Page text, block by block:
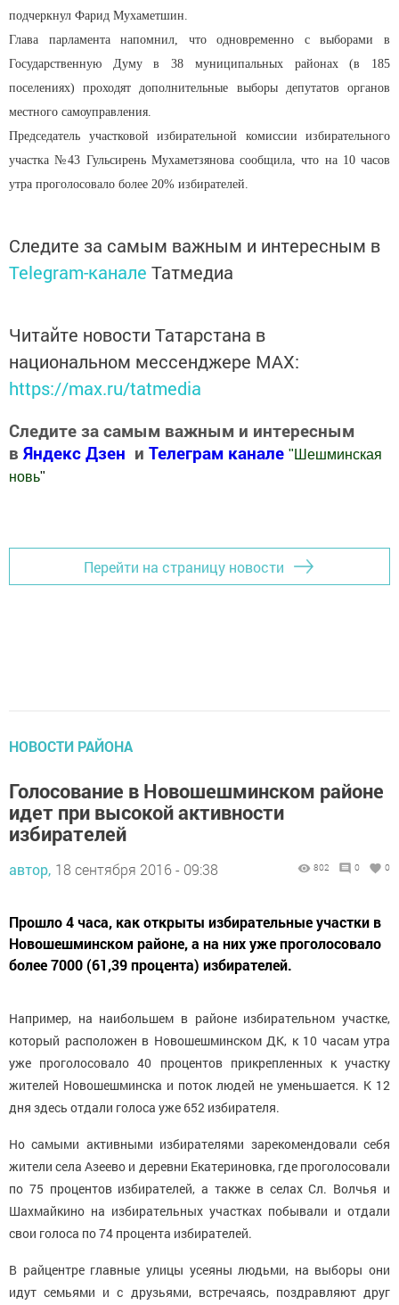
подчеркнул Фарид Мухаметшин.
Глава парламента напомнил, что одновременно с выборами в
Государственную Думу в 38 муниципальных районах (в 185
поселениях) проходят дополнительные выборы депутатов органов
местного самоуправления.
Председатель участковой избирательной комиссии избирательного
участка №43 Гульсирень Мухаметзянова сообщила, что на 10 часов
утра проголосовало более 20% избирателей.
Следите за самым важным и интересным в
Telegram-канале Татмедиа
Читайте новости Татарстана в
национальном мессенджере MАХ:
https://max.ru/tatmedia
Следите за самым важным и интересным
в Яндекс Дзен и Телеграм канале " Шешминская
новь"
Перейти на страницу новости
НОВОСТИ РАЙОНА
Голосование в Новошешминском районе
идет при высокой активности
избирателей
автор, 18 сентября 2016 - 09:38 802 0 0
Прошло 4 часа, как открыты избирательные участки в
Новошешминском районе, а на них уже проголосовало
более 7000 (61,39 процента) избирателей.
Например, на наибольшем в районе избирательном участке,
который расположен в Новошешминском ДК, к 10 часам утра
уже проголосовало 40 процентов прикрепленных к участку
жителей Новошешминска и поток людей не уменьшается. К 12
дня здесь отдали голоса уже 652 избирателя.
Но самыми активными избирателями зарекомендовали себя
жители села Азеево и деревни Екатериновка, где проголосовали
по 75 процентов избирателей, а также в селах Сл. Волчья и
Шахмайкино на избирательных участках побывали и отдали
свои голоса по 74 процента избирателей.
В райцентре главные улицы усеяны людьми, на выборы они
идут семьями и с друзьями, встречаясь, поздравляют друг